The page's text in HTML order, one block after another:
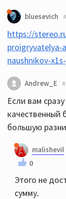
bluesevich
https://
proigryvatelya-
naushnikov-
Andrew_E
Если вам
качественный
большую
malishevil
0
Этого не
сумму.